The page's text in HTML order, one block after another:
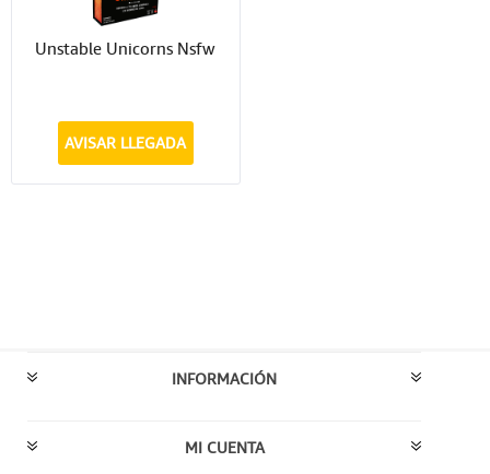
Unstable Unicorns Nsfw
AVISAR LLEGADA
INFORMACIÓN
MI CUENTA